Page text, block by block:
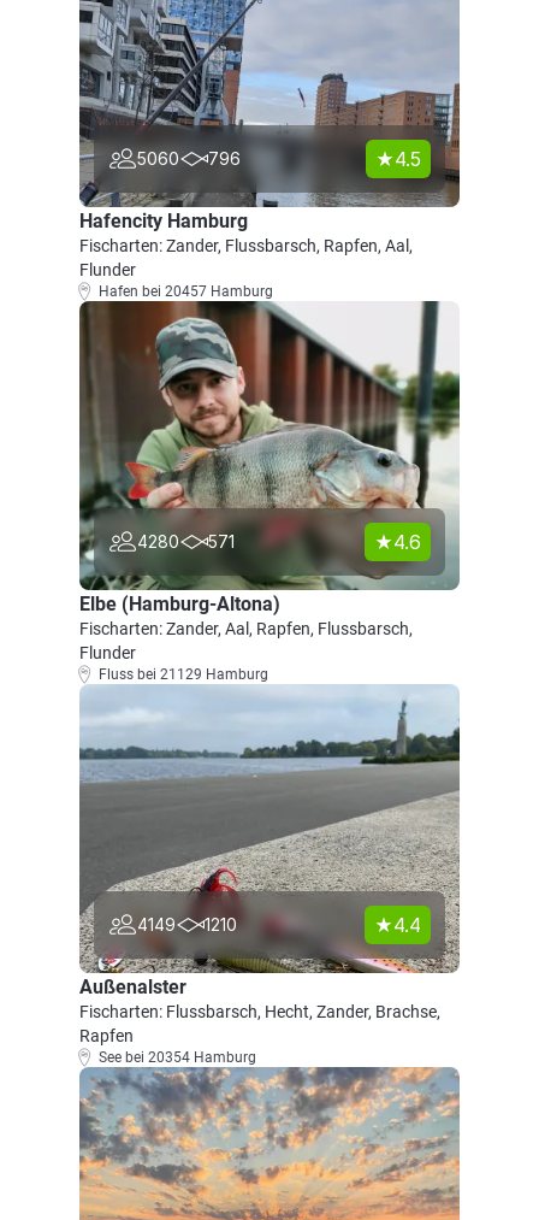
5060 796 4.5
Hafencity Hamburg
Fischarten: Zander, Flussbarsch, Rapfen, Aal,
Flunder
Hafen bei 20457 Hamburg
4280 571 4.6
Elbe (Hamburg-Altona)
Fischarten: Zander, Aal, Rapfen, Flussbarsch,
Flunder
Fluss bei 21129 Hamburg
4149 1210 4.4
Außenalster
Fischarten: Flussbarsch, Hecht, Zander, Brachse,
Rapfen
See bei 20354 Hamburg